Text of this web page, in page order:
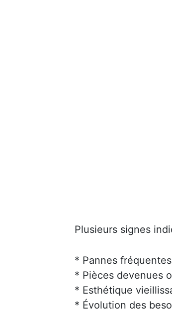
Plusieurs signes
* Pannes
* Pièces devenues
* Esthétique
* Évolution des